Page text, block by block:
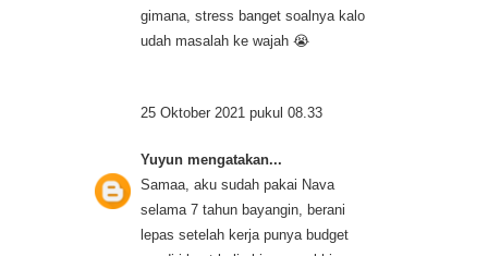
gimana, stress banget soalnya kalo
udah masalah ke wajah 😭
25 Oktober 2021 pukul 08.33
Yuyun mengatakan...
Samaa, aku sudah pakai Nava
selama 7 tahun bayangin, berani
lepas setelah kerja punya budget